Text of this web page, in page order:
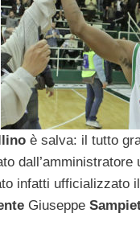
è salva: il tutto
dall’amministratore
infatti ufficializzato il
Giuseppe